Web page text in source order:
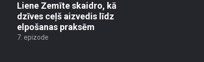
Liene Zemīte skaidro, kā
dzīves ceļš aizvedis līdz
elpošanas praksēm
7. epizode